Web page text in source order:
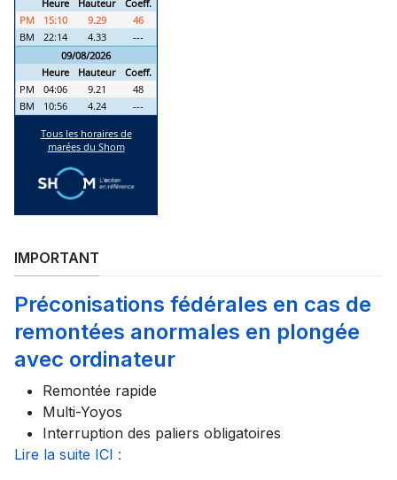
IMPORTANT
Préconisations fédérales en cas de
remontées anormales en plongée
avec ordinateur
Remontée rapide
Multi-Yoyos
Interruption des paliers obligatoires
Lire la suite ICI :